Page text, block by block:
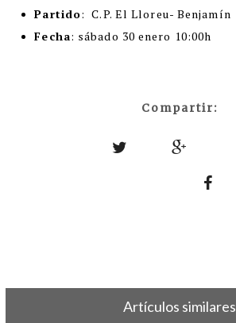
Partido: C.P. El Lloreu- Benjamín
Fecha: sábado 30 enero 10:00h
Compartir:
Artículos similares